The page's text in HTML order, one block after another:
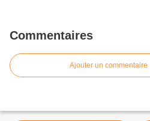
Commentaires
Ajouter un commentaire